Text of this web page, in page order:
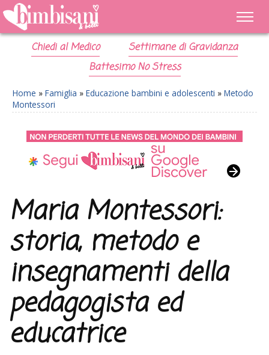
Chiedi al Medico
Settimane di Gravidanza
Battesimo No Stress
Home » Famiglia » Educazione bambini e adolescenti » Metodo
Montessori
Maria Montessori:
storia, metodo e
insegnamenti della
pedagogista ed
educatrice